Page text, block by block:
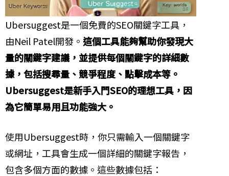
Ubersuggest是一個免費的SEO關鍵字工具，
由Neil Patel開發。 這個工具能夠幫助你發現大
量的關鍵字建議，並提供每個關鍵字的詳細數
據，包括搜尋量、競爭程度、點擊成本等。
Ubersuggest是新手入門SEO的理想工具，因
為它簡單易用且功能強大。
使用Ubersuggest時，你只需輸入一個關鍵字
或網址，工具會生成一個詳細的關鍵字報告，
包含多個方面的數據。這些數據包括：